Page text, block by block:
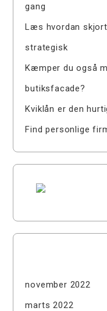
gang
Læs hvordan
strategisk
Kæmper du også
butiksfacade?
Kviklån er den
Find personlige
november 2022
marts 2022